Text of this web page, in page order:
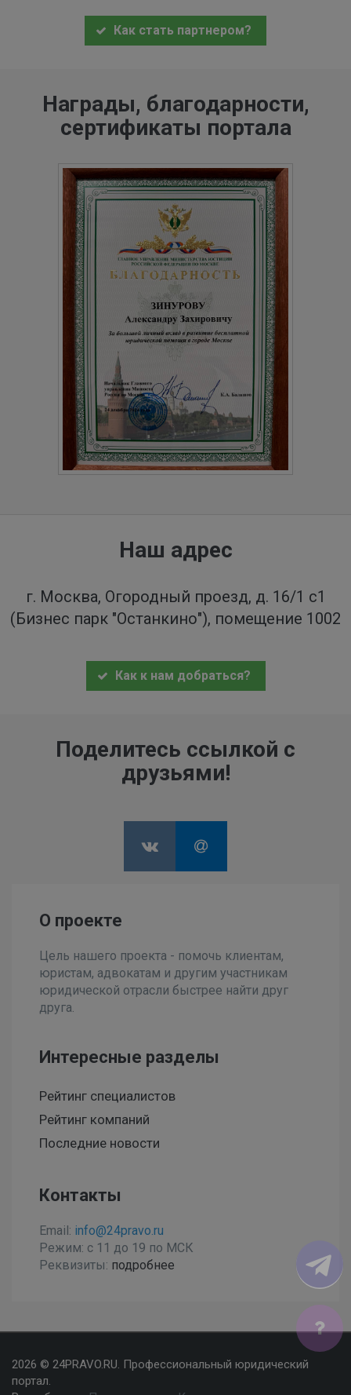
Как стать партнером?
Награды, благодарности,
сертификаты портала
Наш адрес
г. Москва, Огородный проезд, д. 16/1 с1
(Бизнес парк "Останкино"), помещение 1002
Как к нам добраться?
Поделитесь ссылкой с
друзьями!
О проекте
Цель нашего проекта - помочь клиентам,
юристам, адвокатам и другим участникам
юридической отрасли быстрее найти друг
друга.
Интересные разделы
Рейтинг специалистов
Рейтинг компаний
Последние новости
Контакты
Email: info@24pravo.ru
Режим: с 11 до 19 по МСК
Реквизиты: подробнее
2026 © 24PRAVO.RU. Профессиональный юридический
портал.
Мы используем файлы cookies, чтобы улучшить сайт
для Вас